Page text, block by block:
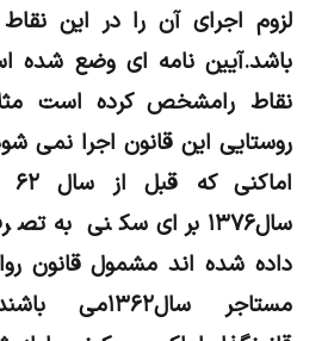
لزوم اجرای آن را در این
باشد.آیین نامه ای وضع شده
نقاط رامشخص کرده است
روستایی این قانون اجرا نمی
سال۱۳۷۶ برای سکنی به
داده شده اند مشمول قانون
مستاجر